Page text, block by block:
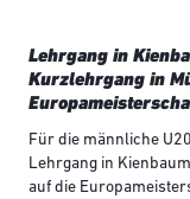
Lehrgang in
Kurzlehrgang in
Für die männliche
Lehrgang in
auf die